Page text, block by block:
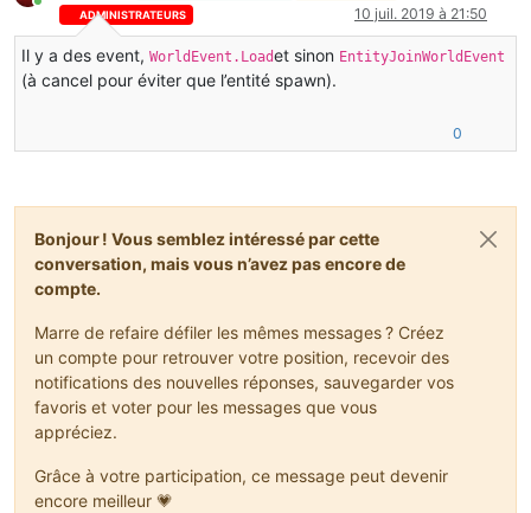
En ligneADMINISTRATEURS
10 juil. 2019 à 21:50
Il y a des event, WorldEvent.Loadet sinon EntityJoinWorldEvent
(à cancel pour éviter que l’entité spawn).
0
Bonjour ! Vous semblez intéressé par cette
conversation, mais vous n’avez pas encore de
compte.
Marre de refaire défiler les mêmes messages ? Créez
un compte pour retrouver votre position, recevoir des
notifications des nouvelles réponses, sauvegarder vos
favoris et voter pour les messages que vous
appréciez.
Grâce à votre participation, ce message peut devenir
encore meilleur 💗